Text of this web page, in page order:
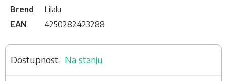
Brend
Lilalu
EAN
4250282423288
Na stanju